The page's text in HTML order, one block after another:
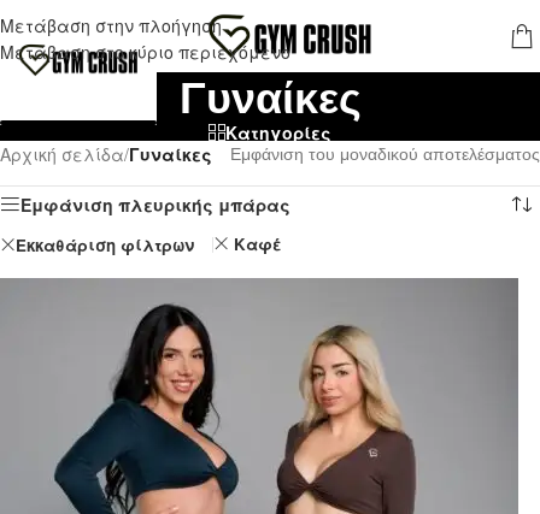
Μετάβαση στην πλοήγηση
Μετάβαση στο κύριο περιεχόμενο
ΔΩΡΕΆΝ ΑΠΟΣΤΟΛΉ ΓΙΑ ΠΑΡΑΓΓΕΛΊΕΣ ΆΝΩ ΤΩΝ 70,00 €
ΜΕΝΟΎ
Γυναίκες
Κατηγορίες
Αρχική σελίδα/Γυναίκες Εμφάνιση του μοναδικού αποτελέσματος
Εμφάνιση πλευρικής μπάρας
Εκκαθάριση φίλτρων Καφέ